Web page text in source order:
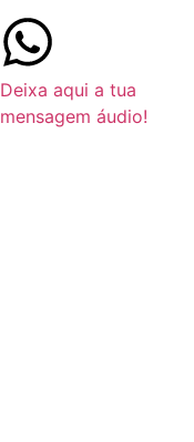
Deixa aqui a tua
mensagem áudio!